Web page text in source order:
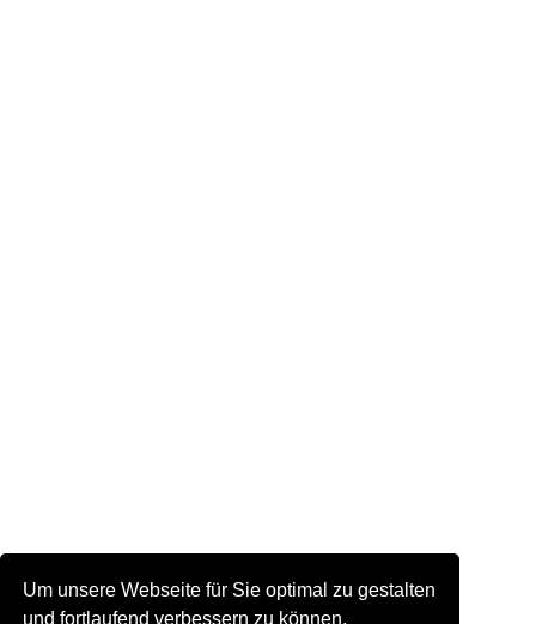
Um unsere Webseite für Sie optimal zu gestalten
und fortlaufend verbessern zu können,